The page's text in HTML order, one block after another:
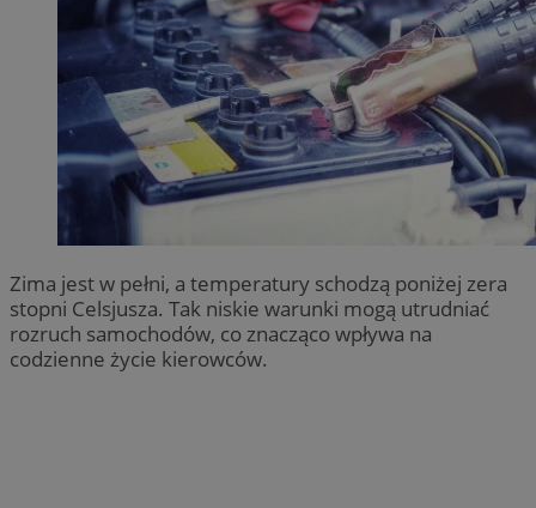
Zima jest w pełni, a temperatury schodzą poniżej zera
stopni Celsjusza. Tak niskie warunki mogą utrudniać
rozruch samochodów, co znacząco wpływa na
codzienne życie kierowców.